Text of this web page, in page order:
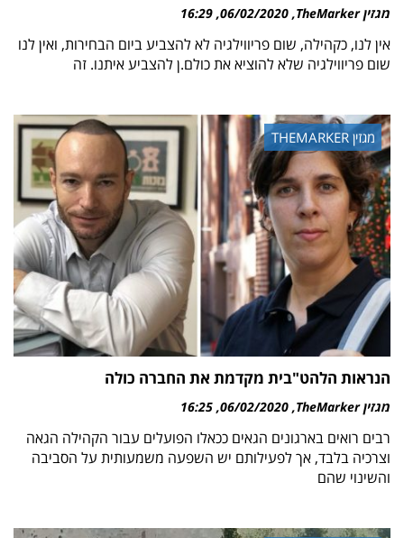
מגזין TheMarker 06/02/2020
16:29
אין לנו, כקהילה, שום פריווילגיה לא להצביע ביום הבחירות, ואין לנו
שום פריווילגיה שלא להוציא את כולם.ן להצביע איתנו. זה
מגזין THEMARKER
הנראות הלהט"בית מקדמת את החברה כולה
מגזין TheMarker 06/02/2020
16:25
רבים רואים בארגונים הגאים ככאלו הפועלים עבור הקהילה הגאה
וצרכיה בלבד, אך לפעילותם יש השפעה משמעותית על הסביבה
והשינוי שהם